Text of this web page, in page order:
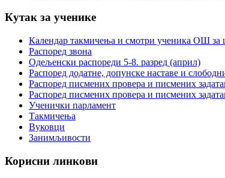
Кутак за ученике
Календар такмичења и смотри ученика ОШ за
Распоред звона
Одељенски распореди 5-8. разред (април)
Распоред додатне, допунске наставе и
Распоред писмених провера и писмених
Распоред писмених провера и писмених
Ученички парламент
Такмичења
Вуковци
Занимљивости
Корисни линкови